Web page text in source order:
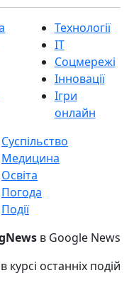
Технології
IT
Соцмережі
Інновації
Ігри
онлайн
Суспільство
Медицина
Освіта
Погода
Події
в Google News
останніх подій